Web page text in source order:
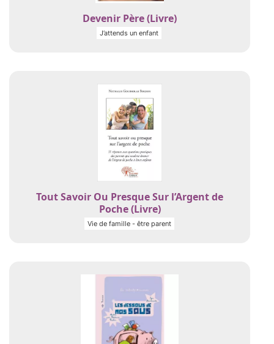
Devenir Père (Livre)
J’attends un enfant
Tout Savoir Ou Presque Sur l’Argent de
Poche (Livre)
Vie de famille - être parent